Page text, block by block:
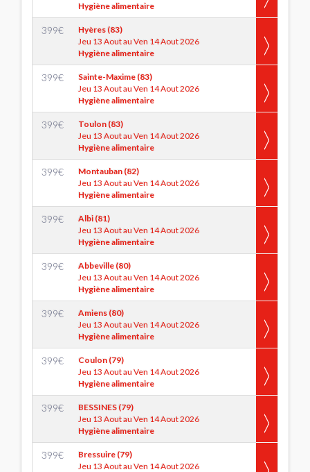
Hygiène alimentaire
399€
Hyères (83)
Jeu 13 Aout au Ven 14 Aout 2026
Hygiène alimentaire
399€
Sainte-Maxime (83)
Jeu 13 Aout au Ven 14 Aout 2026
Hygiène alimentaire
399€
Toulon (83)
Jeu 13 Aout au Ven 14 Aout 2026
Hygiène alimentaire
399€
Montauban (82)
Jeu 13 Aout au Ven 14 Aout 2026
Hygiène alimentaire
399€
Albi (81)
Jeu 13 Aout au Ven 14 Aout 2026
Hygiène alimentaire
399€
Abbeville (80)
Jeu 13 Aout au Ven 14 Aout 2026
Hygiène alimentaire
399€
Amiens (80)
Jeu 13 Aout au Ven 14 Aout 2026
Hygiène alimentaire
399€
Coulon (79)
Jeu 13 Aout au Ven 14 Aout 2026
Hygiène alimentaire
399€
BESSINES (79)
Jeu 13 Aout au Ven 14 Aout 2026
Hygiène alimentaire
399€
Bressuire (79)
Jeu 13 Aout au Ven 14 Aout 2026